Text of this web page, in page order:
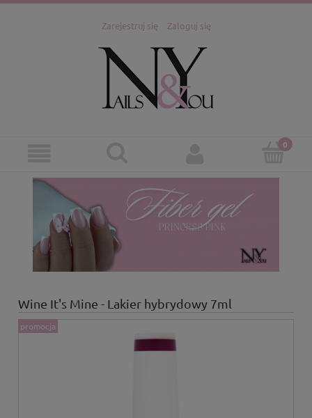
Zarejestruj się Zaloguj się
Wine It's Mine - Lakier hybrydowy 7ml
promocja